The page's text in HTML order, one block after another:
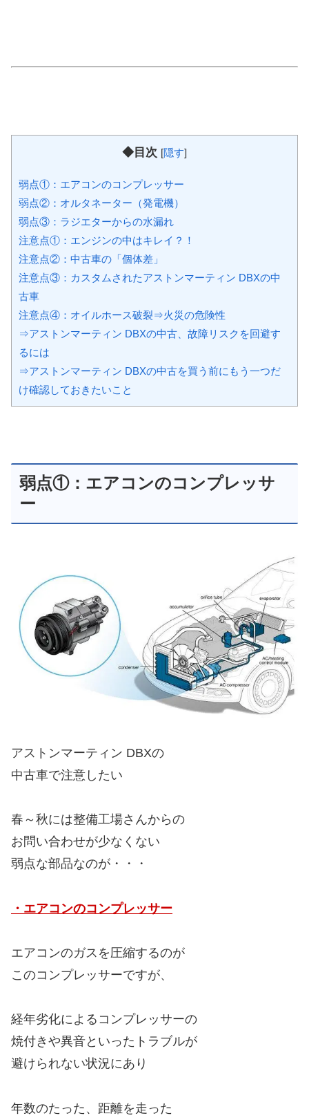
◆目次 [隠す]
弱点①：エアコンのコンプレッサー
弱点②：オルタネーター（発電機）
弱点③：ラジエターからの水漏れ
注意点①：エンジンの中はキレイ？！
注意点②：中古車の「個体差」
注意点③：カスタムされたアストンマーティン DBXの中
古車
注意点④：オイルホース破裂⇒火災の危険性
⇒アストンマーティン DBXの中古、故障リスクを回避す
るには
⇒アストンマーティン DBXの中古を買う前にもう一つだ
け確認しておきたいこと
弱点①：エアコンのコンプレッサ
ー
アストンマーティン DBXの
中古車で注意したい
春～秋には整備工場さんからの
お問い合わせが少なくない
弱点な部品なのが・・・
・エアコンのコンプレッサー
エアコンのガスを圧縮するのが
このコンプレッサーですが、
経年劣化によるコンプレッサーの
焼付きや異音といったトラブルが
避けられない状況にあり
年数のたった、距離を走った